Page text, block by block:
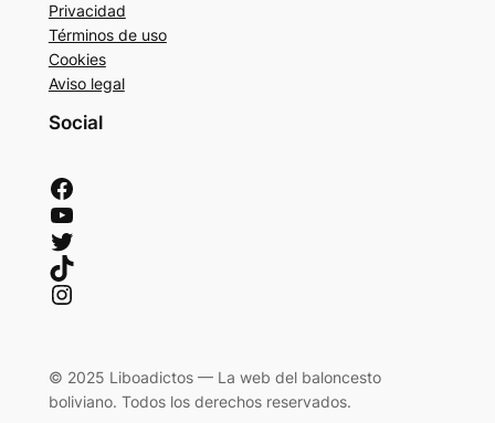
Privacidad
Términos de uso
Cookies
Aviso legal
Social
Facebook
YouTube
Twitter
TikTok
Instagram
© 2025 Liboadictos — La web del baloncesto
boliviano. Todos los derechos reservados.